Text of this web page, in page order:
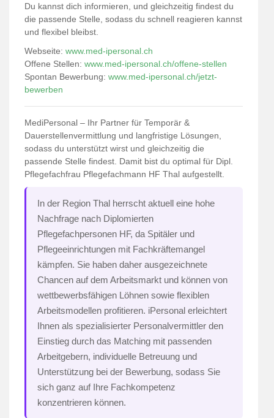
Du kannst dich informieren, und gleichzeitig findest du
die passende Stelle, sodass du schnell reagieren kannst
und flexibel bleibst.
Webseite: www.med-ipersonal.ch
Offene Stellen: www.med-ipersonal.ch/offene-stellen
Spontan Bewerbung: www.med-ipersonal.ch/jetzt-
bewerben
MediPersonal – Ihr Partner für Temporär &
Dauerstellenvermittlung und langfristige Lösungen,
sodass du unterstützt wirst und gleichzeitig die
passende Stelle findest. Damit bist du optimal für Dipl.
Pflegefachfrau Pflegefachmann HF Thal aufgestellt.
In der Region Thal herrscht aktuell eine hohe
Nachfrage nach Diplomierten
Pflegefachpersonen HF, da Spitäler und
Pflegeeinrichtungen mit Fachkräftemangel
kämpfen. Sie haben daher ausgezeichnete
Chancen auf dem Arbeitsmarkt und können von
wettbewerbsfähigen Löhnen sowie flexiblen
Arbeitsmodellen profitieren. iPersonal erleichtert
Ihnen als spezialisierter Personalvermittler den
Einstieg durch das Matching mit passenden
Arbeitgebern, individuelle Betreuung und
Unterstützung bei der Bewerbung, sodass Sie
sich ganz auf Ihre Fachkompetenz
konzentrieren können.